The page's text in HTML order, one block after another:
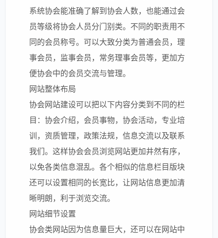
系统协会能准确了解到协会人数，也能通过会
员等级将协会人员分门别类。不同的职责用不
同的会员称号。可以大致分类为普通会员，理
事会员，监事会员，常务理事会员等，更加方
便协会中的会员交流与管理。
网站整体布局
协会 网站建设可以把以下内容分类到不同的栏
目：协会介绍，会员事物，协会活动，专业培
训，资质管理，政策法规，信息交流以及联系
我们。这样协会会员浏览网站更加井然有序，
以免各类信息混乱。各个相似的信息栏目版块
还可以设置相同的长宽比，让网站信息更加清
晰明朗，利于浏览交流。
网站细节设置
协会类网站因为信息量巨大，还可以在网站中